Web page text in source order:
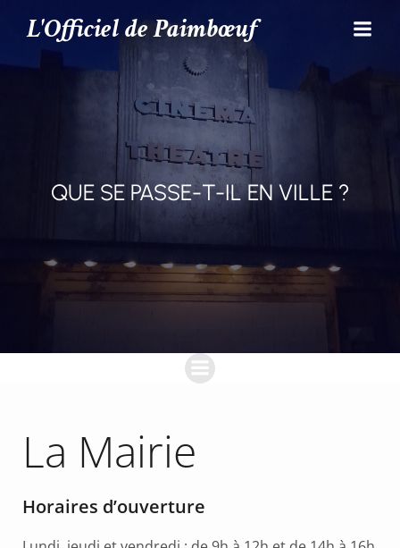
L'Officiel de Paimbœuf
QUE SE PASSE-T-IL EN VILLE ?
La Mairie
Horaires d’ouverture